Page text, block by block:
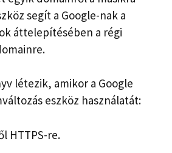
segít a Google-nak a
áttelepítésében a régi
létezik, amikor a Google
eszköz használatát:
HTTPS-re.